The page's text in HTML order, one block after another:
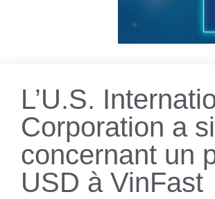
L’U.S.
Corporation a
concernant un
USD à VinFast